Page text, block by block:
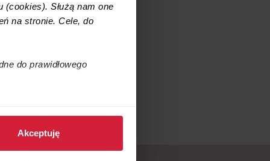
Służą nam one
na stronie. Cele, do
do prawidłowego
naszego prawnie
danych
Akceptuję